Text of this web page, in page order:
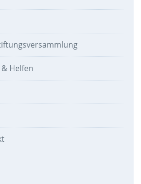
Helfen